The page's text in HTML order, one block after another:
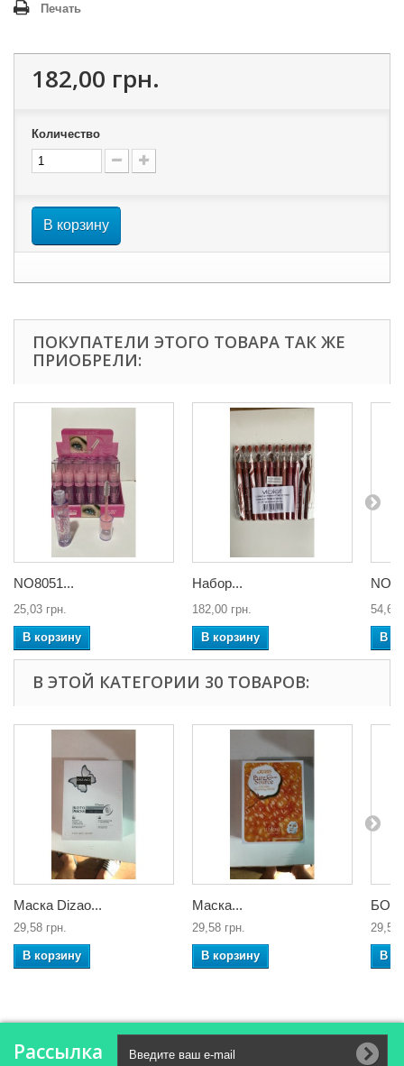
Печать
182,00 грн.
Количество
В корзину
ПОКУПАТЕЛИ ЭТОГО ТОВАРА ТАК ЖЕ
ПРИОБРЕЛИ:
NO8051...
25,03 грн.
В корзину
Набор...
182,00 грн.
В корзину
NO
54,60
В
В ЭТОЙ КАТЕГОРИИ 30 ТОВАРОВ:
Маска Dizao...
29,58 грн.
В корзину
Маска...
29,58 грн.
В корзину
29,58
В
Рассылка